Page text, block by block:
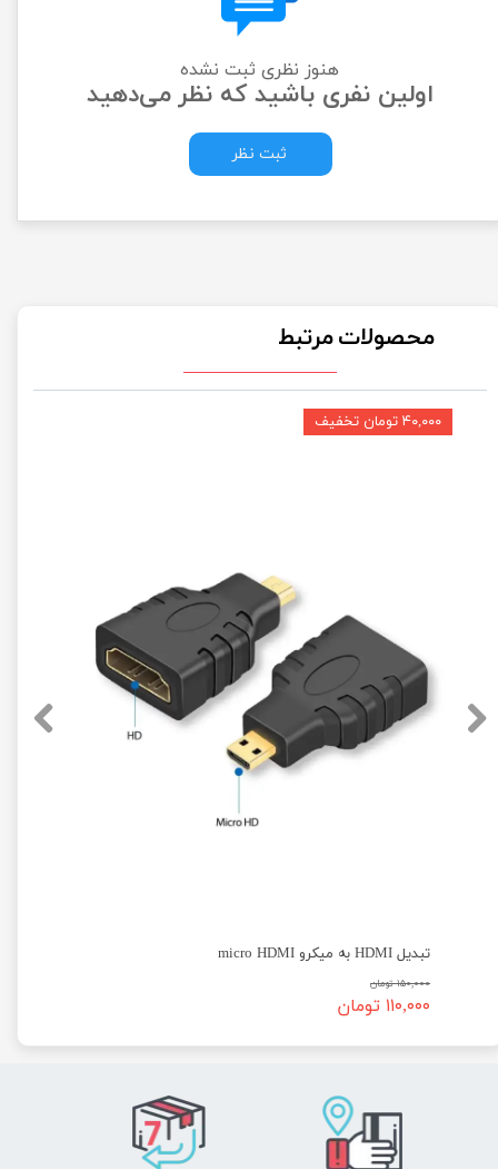
هنوز نظری ثبت نشده
اولین نفری باشید که نظر می‌دهید
ثبت نظر
محصولات مرتبط
تبدیل HDMI به میکرو micro HDMI
۱۵۰,۰۰۰ تومان
۱۱۰,۰۰۰ تومان
۴۰,۰۰۰ تومان تخفیف